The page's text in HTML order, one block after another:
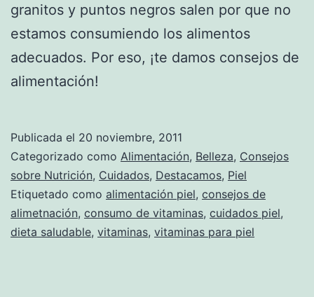
granitos y puntos negros salen por que no
estamos consumiendo los alimentos
adecuados. Por eso, ¡te damos consejos de
alimentación!
Publicada el 20 noviembre, 2011
Categorizado como Alimentación, Belleza, Consejos
sobre Nutrición, Cuidados, Destacamos, Piel
Etiquetado como alimentación piel, consejos de
alimetnación, consumo de vitaminas, cuidados piel,
dieta saludable, vitaminas, vitaminas para piel